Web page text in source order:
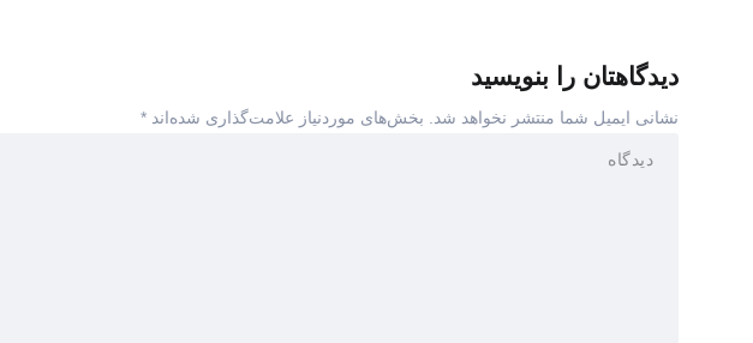
دیدگاهتان را بنویسید
نشانی ایمیل شما منتشر نخواهد شد. بخش‌های موردنیاز علامت‌گذاری شده‌اند *